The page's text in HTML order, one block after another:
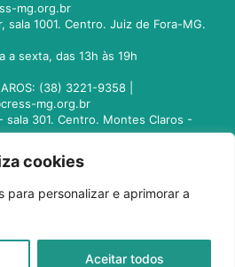
cookies
para personalizar e aprimorar a
Aceitar todos
mg.org.br
sala 1001. Centro. Juiz de Fora-MG.
a sexta, das 13h às 19h
(38) 3221-9358 |
mg.org.br
sala 301. Centro. Montes Claros -
mg.org.br
101. Uberlândia - MG. CEP